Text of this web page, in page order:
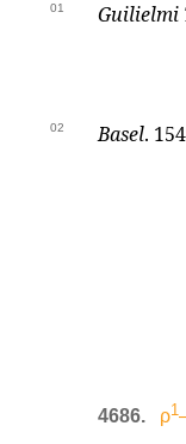
01 Guilielmi
02 Basel.
4686. ρ1